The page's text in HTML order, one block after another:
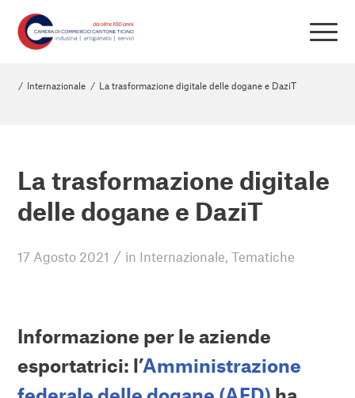
/ Internazionale / La trasformazione digitale delle dogane e DaziT
La trasformazione digitale
delle dogane e DaziT
17 Agosto 2021 / in Internazionale,Tematiche
Informazione per le aziende
esportatrici: l’Amministrazione